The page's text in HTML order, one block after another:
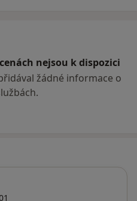
nejsou k dispozici
žádné informace o